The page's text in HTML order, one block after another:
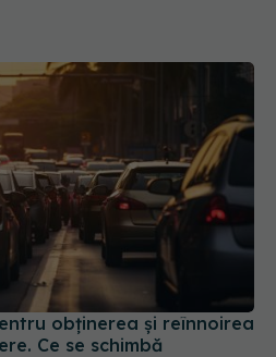
obținerea și reînnoirea
Ce se schimbă